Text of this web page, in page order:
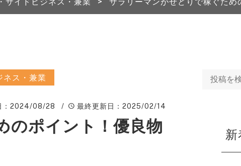
ネス・兼業
：2024/08/28 / 最終更新日 ：2025/02/14
のポイント！優良物
新